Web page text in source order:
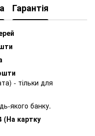
Гарантія
- тільки для
якого банку.
(На картку